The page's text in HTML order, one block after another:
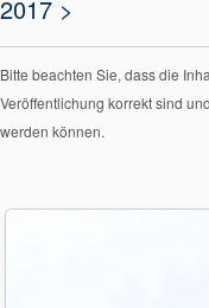
2017 >
Bitte beachten Sie, dass die
Veröffentlichung korrekt sind
werden können.